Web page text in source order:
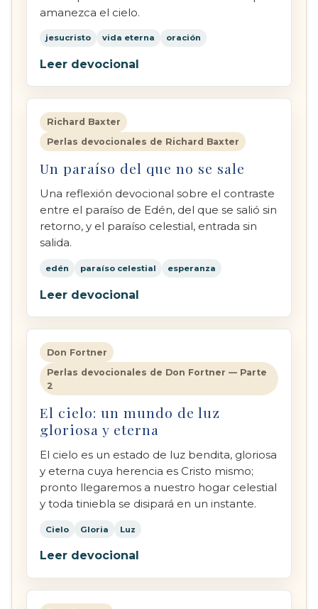
amanezca el cielo.
jesucristo vida eterna oración
Leer devocional
Richard Baxter
Perlas devocionales de Richard Baxter
Un paraíso del que no se sale
Una reflexión devocional sobre el contraste
entre el paraíso de Edén, del que se salió sin
retorno, y el paraíso celestial, entrada sin
salida.
edén paraíso celestial esperanza
Leer devocional
Don Fortner
Perlas devocionales de Don Fortner — Parte
2
El cielo: un mundo de luz
gloriosa y eterna
El cielo es un estado de luz bendita, gloriosa
y eterna cuya herencia es Cristo mismo;
pronto llegaremos a nuestro hogar celestial
y toda tiniebla se disipará en un instante.
Cielo Gloria Luz
Leer devocional